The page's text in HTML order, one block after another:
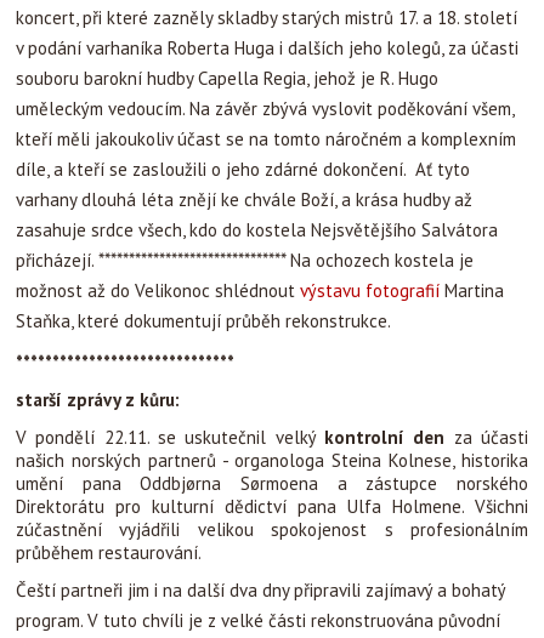
koncert, při které zazněly skladby starých mistrů 17. a 18. století
v podání varhaníka Roberta Huga i dalších jeho kolegů, za účasti
souboru barokní hudby Capella Regia, jehož je R. Hugo
uměleckým vedoucím. Na závěr zbývá vyslovit poděkování všem,
kteří měli jakoukoliv účast se na tomto náročném a komplexním
díle, a kteří se zasloužili o jeho zdárné dokončení. Ať tyto
varhany dlouhá léta znějí ke chvále Boží, a krása hudby až
zasahuje srdce všech, kdo do kostela Nejsvětějšího Salvátora
přicházejí. ******************************* Na ochozech kostela je
možnost až do Velikonoc shlédnout výstavu fotografií Martina
Staňka, které dokumentují průběh rekonstrukce.
******************************
starší zprávy z kůru:
V pondělí 22.11. se uskutečnil velký kontrolní den za účasti
našich norských partnerů - organologa Steina Kolnese, historika
umění pana Oddbjørna Sørmoena a zástupce norského
Direktorátu pro kulturní dědictví pana Ulfa Holmene. Všichni
zúčastnění vyjádřili velikou spokojenost s profesionálním
průběhem restaurování.
Čeští partneři jim i na další dva dny připravili zajímavý a bohatý
program. V tuto chvíli je z velké části rekonstruována původní